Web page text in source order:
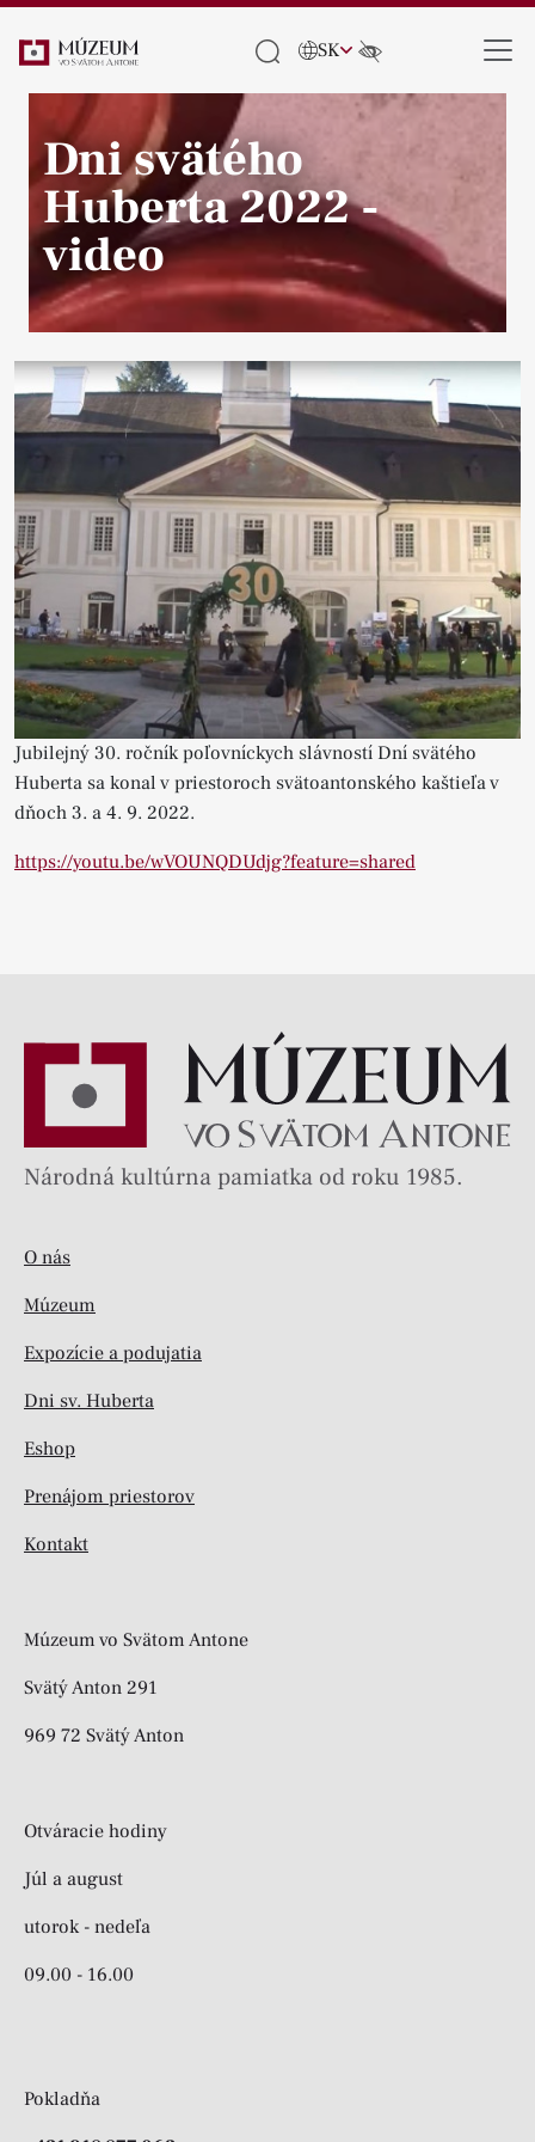
SK
Pause
Dni svätého
Huberta 2022 -
video
Jubilejný 30. ročník poľovníckych slávností Dní svätého
Huberta sa konal v priestoroch svätoantonského kaštieľa v
dňoch 3. a 4. 9. 2022.
https://youtu.be/wVOUNQDUdjg?feature=shared
Národná kultúrna pamiatka od roku 1985.
O nás
Múzeum
Expozície a podujatia
Dni sv. Huberta
Eshop
Prenájom priestorov
Kontakt
Múzeum vo Svätom Antone
Svätý Anton 291
969 72 Svätý Anton
Otváracie hodiny
Júl a august
utorok - nedeľa
09.00 - 16.00
Pokladňa